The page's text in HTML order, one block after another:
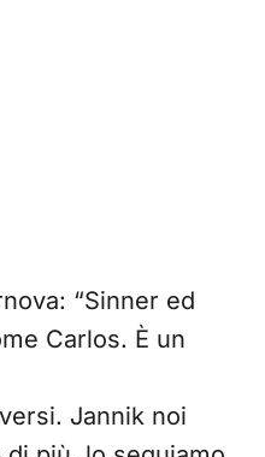
“Sinner ed
Carlos. È un
Jannik noi